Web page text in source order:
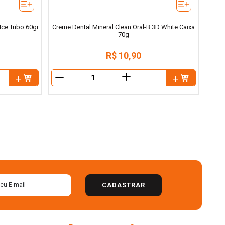
Tubo 60gr
Creme Dental Mineral Clean Oral-B 3D White Caixa
70g
R$ 10,90
＋
CADASTRAR